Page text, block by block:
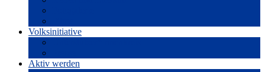
Volksinitiative
Aktiv werden